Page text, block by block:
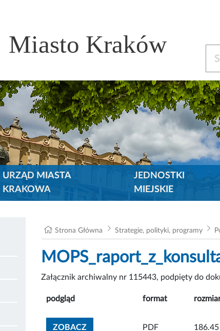
Miasto Kraków
URZĄD MIASTA
KRAKOWA
JEDNOSTKI
MIEJSKIE
Strona Główna Strategie, polityki, programy
Załącznik archiwalny nr 115443, podpięty do
podgląd format
ZOBACZZOBACZ ZAŁĄCZNIK
PDF